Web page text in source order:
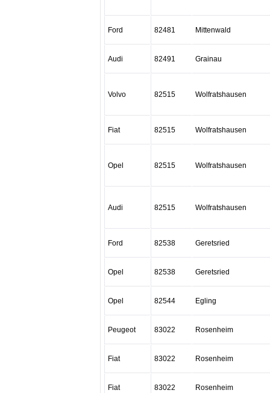
Ford 82481 Mittenwald
Audi 82491 Grainau
Volvo 82515 Wolfratshausen
Fiat 82515 Wolfratshausen
Opel 82515 Wolfratshausen
Audi 82515 Wolfratshausen
Ford 82538 Geretsried
Opel 82538 Geretsried
Opel 82544 Egling
Peugeot 83022 Rosenheim
Fiat 83022 Rosenheim
Fiat 83022 Rosenheim